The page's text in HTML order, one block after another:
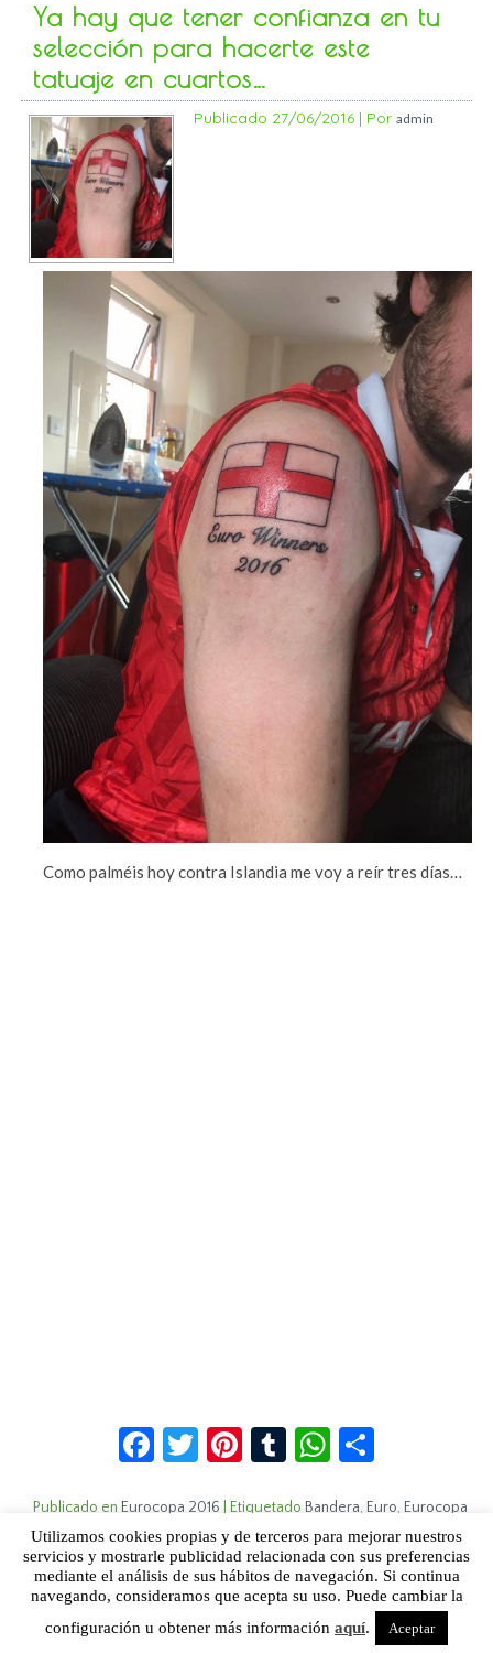
Ya hay que tener confianza en tu
selección para hacerte este
tatuaje en cuartos…
Publicado 27/06/2016 | Por admin
Como palméis hoy contra Islandia me voy a reír tres días…
Facebook
Twitter
Pinterest
TumblrWhatsApp
Publicado en Eurocopa 2016 Etiquetado Bandera, Euro, Eurocopa
Sobre Humor Fútbol Club | Aviso legal |Contacto
Humor Fútbol Club © 2015. Todos los derechos reservados
Utilizamos cookies propias y de terceros para mejorar nuestros
servicios y mostrarle publicidad relacionada con sus preferencias
mediante el análisis de sus hábitos de navegación. Si continua
navegando, consideramos que acepta su uso. Puede cambiar la
configuración u obtener más información aquí. Aceptar